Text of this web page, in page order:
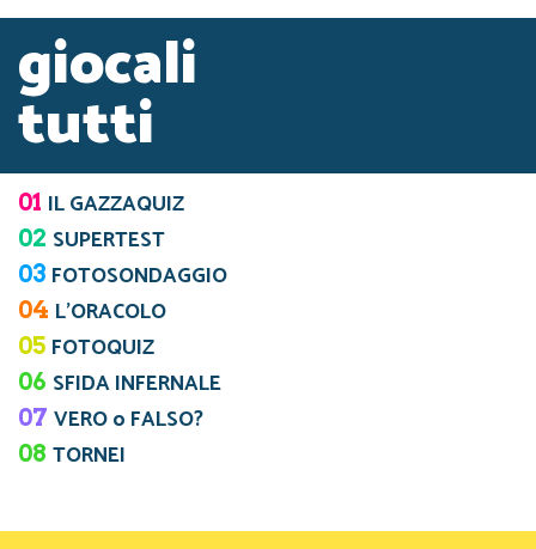
giocali
tutti
01 IL GAZZAQUIZ
02 SUPERTEST
03 FOTOSONDAGGIO
04 L’ORACOLO
05 FOTOQUIZ
06 SFIDA INFERNALE
07 VERO o FALSO?
08 TORNEI